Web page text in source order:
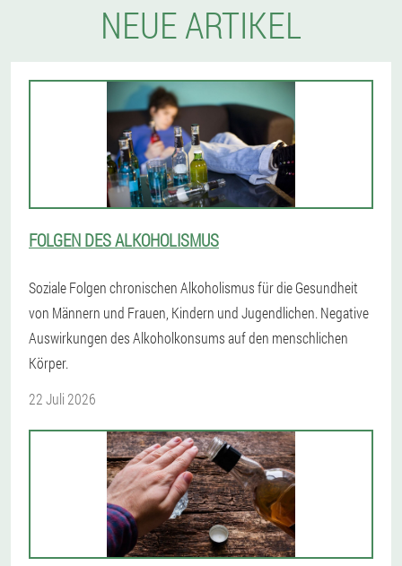
NEUE ARTIKEL
FOLGEN DES ALKOHOLISMUS
Soziale Folgen chronischen Alkoholismus für die Gesundheit
von Männern und Frauen, Kindern und Jugendlichen. Negative
Auswirkungen des Alkoholkonsums auf den menschlichen
Körper.
22 Juli 2026